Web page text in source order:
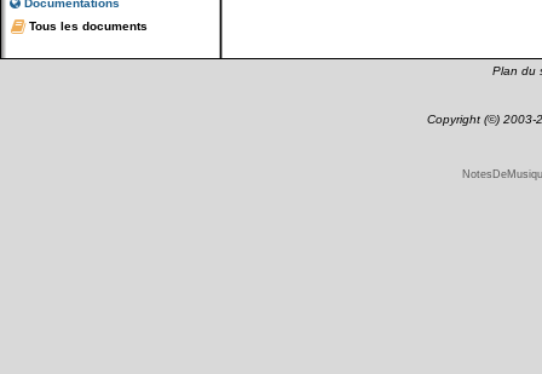
Documentations
Tous les documents
Plan du
Copyright (©) 2003-